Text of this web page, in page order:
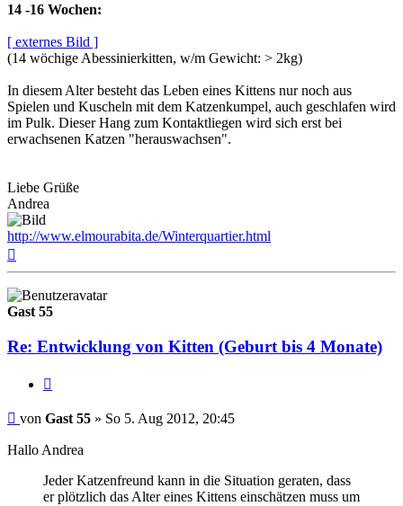
14 -16 Wochen:
[ externes Bild ]
(14 wöchige Abessinierkitten, w/m Gewicht: > 2kg)
In diesem Alter besteht das Leben eines Kittens nur noch aus
Spielen und Kuscheln mit dem Katzenkumpel, auch geschlafen wird
im Pulk. Dieser Hang zum Kontaktliegen wird sich erst bei
erwachsenen Katzen "herauswachsen".
Liebe Grüße
Andrea
http://www.elmourabita.de/Winterquartier.html
Gast 55
Re: Entwicklung von Kitten (Geburt bis 4 Monate)
Beitrag
von Gast 55 » So 5. Aug 2012, 20:45
Hallo Andrea
Jeder Katzenfreund kann in die Situation geraten, dass
er plötzlich das Alter eines Kittens einschätzen muss um